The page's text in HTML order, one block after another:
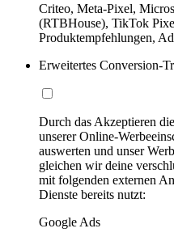
Criteo, Meta-Pixel,
(RTBHouse), TikTok
Produktempfehlungen,
Erweitertes Conversion-
Durch das Akzeptieren
unserer Online-
auswerten und unser
gleichen wir deine
mit folgenden externen
Dienste bereits nutzt:
Google Ads